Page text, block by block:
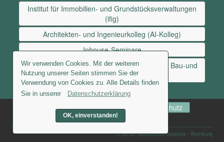
Wir verwenden Cookies. Mit der weiteren
Nutzung unserer Seiten stimmen Sie der
Verwendung von Cookies zu. Alle Details finden
Sie in unserer
Datenschutzerklärung
OK, einverstanden!
Institut für Immobilien- und Grundstücksverwaltungen
(ifig)
Architekten- und Ingenieurkolleg (AI-Kolleg)
Inhouse-Seminare
Institut für Mediation und Konfliktberatung im Bau-und
Immobilienwesen
Kontakt Newsletter
Datenschutz
© 2018 - Grimm EDV Systeme - Bernburg